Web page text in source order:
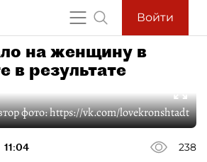
Войти
на женщину в
в результате
фото:https://vk.com/lovekronshtadt
11:04
238